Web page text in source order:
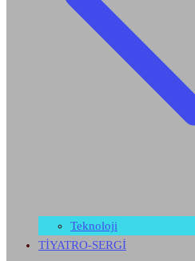
Teknoloji
TİYATRO-SERGİ